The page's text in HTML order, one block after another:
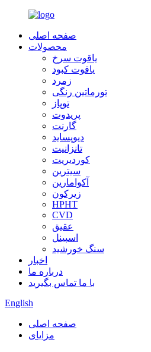
صفحه اصلی
محصولات
یاقوت سرخ
یاقوت کبود
زمرد
تورماتین رنگی
توپاز
پریدوت
گارنت
دیوپساید
تانزانیت
کوردیریت
سیترین
آکوامارین
زیرکون
HPHT
CVD
عقیق
اسپینل
سنگ خورشید
اخبار
درباره ما
با ما تماس بگیرید
English
صفحه اصلی
مزایای